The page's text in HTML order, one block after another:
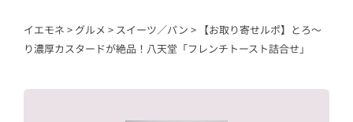
イエモネ > グルメ > スイーツ／パン > 【お取り寄せルポ】とろ～
り濃厚カスタードが絶品！八天堂「フレンチトースト詰合せ」